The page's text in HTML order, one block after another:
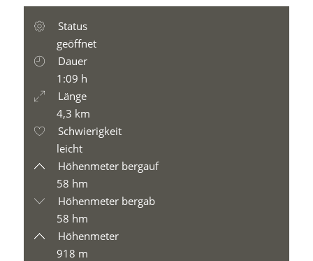
Status
geöffnet
Dauer
1:09 h
Länge
4,3 km
Schwierigkeit
leicht
Höhenmeter bergauf
58 hm
Höhenmeter bergab
58 hm
Höhenmeter
918 m